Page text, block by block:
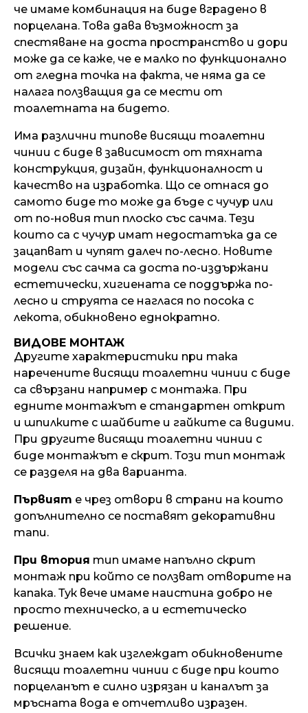
че имаме комбинация на биде вградено в
порцелана. Това дава възможност за
спестяване на доста пространство и дори
може да се каже, че е малко по функционално
от гледна точка на факта, че няма да се
налага ползващия да се мести от
тоалетната на бидето.
Има различни типове висящи тоалетни
чинии с биде в зависимост от тяхната
конструкция, дизайн, функционалност и
качество на изработка. Що се отнася до
самото биде то може да бъде с чучур или
от по-новия тип плоско със сачма. Тези
които са с чучур имат недостатъка да се
зацапват и чупят далеч по-лесно. Новите
модели със сачма са доста по-издържани
естетически, хигиената се поддържа по-
лесно и струята се наглася по посока с
лекота, обикновено еднократно.
ВИДОВЕ МОНТАЖ
Другите характеристики при така
наречените висящи тоалетни чинии с биде
са свързани например с монтажа. При
едните монтажът е стандартен открит
и шпилките с шайбите и гайките са видими.
При другите висящи тоалетни чинии с
биде монтажът е скрит. Този тип монтаж
се разделя на два варианта.
Първият е чрез отвори в страни на които
допълнително се поставят декоративни
тапи.
При втория тип имаме напълно скрит
монтаж при който се ползват отворите на
капака. Тук вече имаме наистина добро не
просто техническо, а и естетическо
решение.
Всички знаем как изглеждат обикновените
висящи тоалетни чинии с биде при които
порцеланът е силно изрязан и каналът за
мръсната вода е отчетливо изразен.